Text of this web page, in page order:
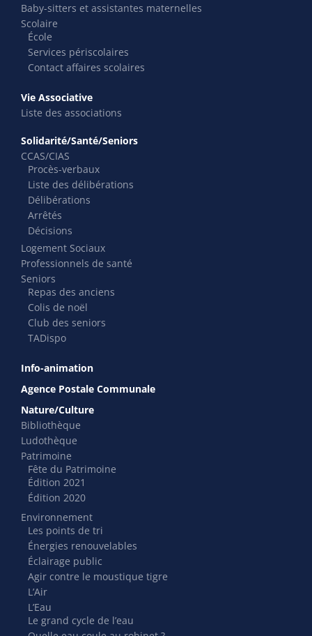
Baby-sitters et assistantes maternelles
Scolaire
École
Services périscolaires
Contact affaires scolaires
Vie Associative
Liste des associations
Solidarité/Santé/Seniors
CCAS/CIAS
Procès-verbaux
Liste des délibérations
Délibérations
Arrêtés
Décisions
Logement Sociaux
Professionnels de santé
Seniors
Repas des anciens
Colis de noël
Club des seniors
TADispo
Info-animation
Agence Postale Communale
Nature/Culture
Bibliothèque
Ludothèque
Patrimoine
Fête du Patrimoine
Édition 2021
Édition 2020
Environnement
Les points de tri
Énergies renouvelables
Éclairage public
Agir contre le moustique tigre
L’Air
L’Eau
Le grand cycle de l’eau